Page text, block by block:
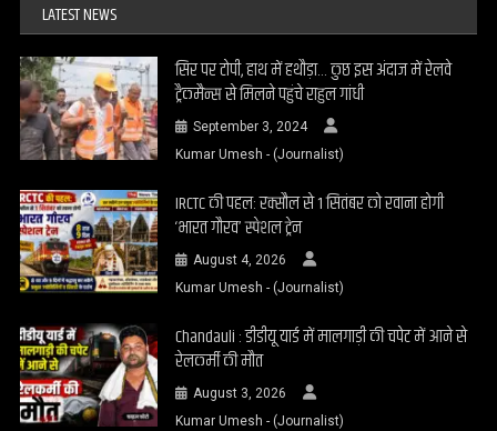
LATEST NEWS
सिर पर टोपी, हाथ में हथौड़ा… कुछ इस अंदाज में रेलवे
ट्रैकमैन्स से मिलने पहुंचे राहुल गांधी
September 3, 2024
Kumar Umesh - (Journalist)
IRCTC की पहल: रक्सौल से 1 सितंबर को रवाना होगी
‘भारत गौरव’ स्पेशल ट्रेन
August 4, 2026
Kumar Umesh - (Journalist)
Chandauli : डीडीयू यार्ड में मालगाड़ी की चपेट में आने से
रेलकर्मी की मौत
August 3, 2026
Kumar Umesh - (Journalist)